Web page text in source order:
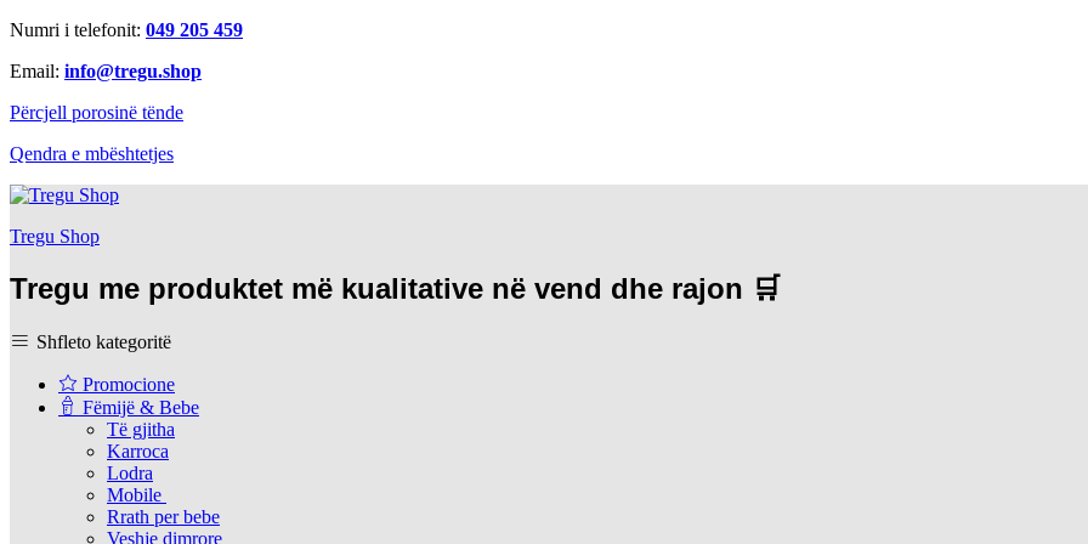
Numri i telefonit: 049 205 459
Email: info@tregu.shop
Përcjell porosinë tënde
Qendra e mbështetjes
Tregu Shop
Tregu me produktet më kualitative në vend dhe rajon 🛒
Shfleto kategoritë
Promocione
Fëmijë & Bebe
Të gjitha
Karroca
Lodra
Mobile
Rrath per bebe
Veshje dimrore